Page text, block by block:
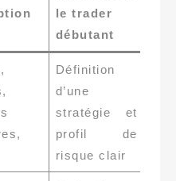
le trader
débutant
Définition
d’une
stratégie et
profil de
risque clair